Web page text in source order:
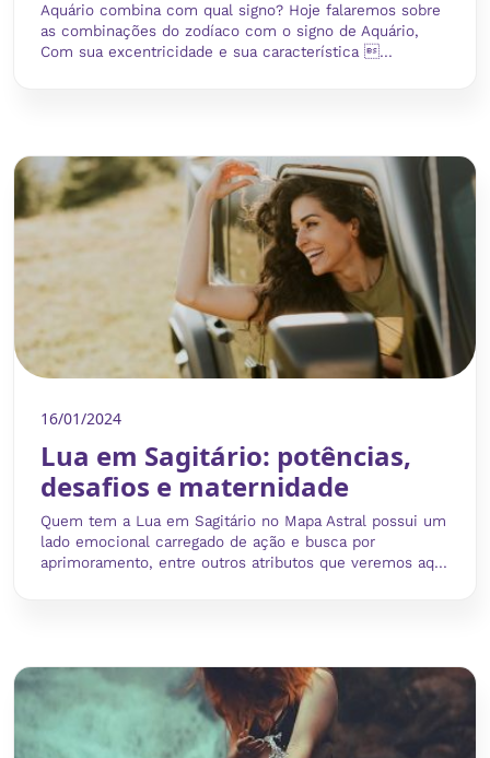
Aquário combina com qual signo? Hoje falaremos sobre
as combinações do zodíaco com o signo de Aquário,
Com sua excentricidade e sua característica ...
16/01/2024
Lua em Sagitário: potências,
desafios e maternidade
Quem tem a Lua em Sagitário no Mapa Astral possui um
lado emocional carregado de ação e busca por
aprimoramento, entre outros atributos que veremos aq...